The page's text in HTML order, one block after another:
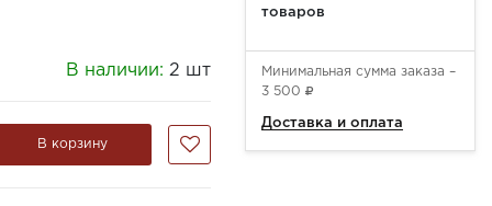
В наличии: 2 шт
В корзину
товаров
Минимальная сумма заказа –
3 500
Доставка и оплата